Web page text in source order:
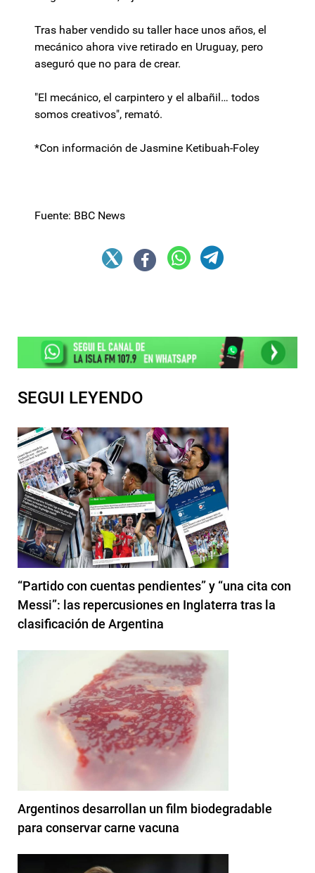
Tras haber vendido su taller hace unos años, el
mecánico ahora vive retirado en Uruguay, pero
aseguró que no para de crear.
"El mecánico, el carpintero y el albañil… todos
somos creativos", remató.
*Con información de Jasmine Ketibuah-Foley
Fuente: BBC News
SEGUI LEYENDO
“Partido con cuentas pendientes” y “una cita con
Messi”: las repercusiones en Inglaterra tras la
clasificación de Argentina
Argentinos desarrollan un film biodegradable
para conservar carne vacuna